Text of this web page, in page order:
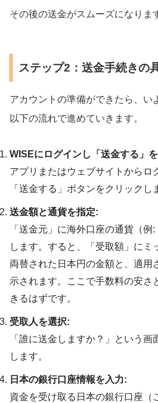
その後の送金がスムーズになりま
ステップ2：送金手続きの
アカウントの準備ができたら、い
以下の流れで進めていきます。
WISEにログインし「送金する」
アプリまたはウェブサイトからロ
「送金する」ボタンをクリックし
送金額と通貨を指定:
「送金元」に海外口座の通貨（
します。すると、「受取額」にミ
両替された日本円の金額と、適用
示されます。ここで手数料の安さ
きるはずです。
受取人を選択:
「誰に送金しますか？」という
します。
日本の銀行口座情報を入力:
資金を受け取る日本の銀行口座（